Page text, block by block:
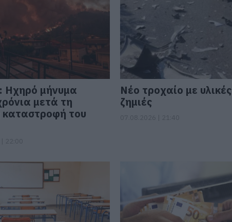
Ηχηρό μήνυμα
μετά τη
καταστροφή του
Νέο τροχαίο με υλικές
ζημιές